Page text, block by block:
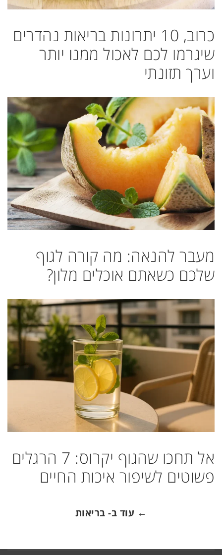
כרוב, 10 יתרונות בריאות נהדרים
שיגרמו לכם לאכול ממנו יותר
וערך תזונתי
מעבר להנאה: מה קורה לגוף
שלכם כשאתם אוכלים מלון?
אל תחכו שהגוף יקרוס: 7 הרגלים
פשוטים לשיפור איכות החיים
← עוד ב- בריאות